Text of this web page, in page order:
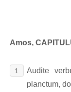
Amos,
1
Audite
planctum,